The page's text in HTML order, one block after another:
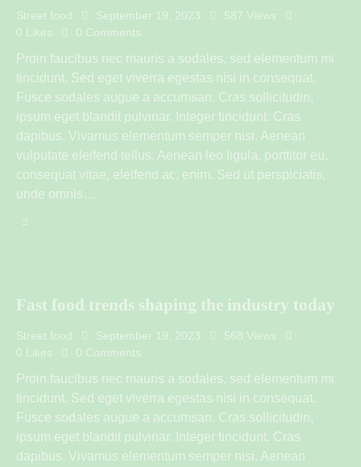
Street food September 19, 2023 587 Views
0 Likes 0 Comments
Proin faucibus nec mauris a sodales, sed elementum mi
tincidunt. Sed eget viverra egestas nisi in consequat.
Fusce sodales augue a accumsan. Cras sollicitudin,
ipsum eget blandit pulvinar. Integer tincidunt. Cras
dapibus. Vivamus elementum semper nisi. Aenean
vulputate eleifend tellus. Aenean leo ligula, porttitor eu,
consequat vitae, eleifend ac, enim. Sed ut perspiciatis,
unde omnis…
Fast food trends shaping the industry today
Street food September 19, 2023 568 Views
0 Likes 0 Comments
Proin faucibus nec mauris a sodales, sed elementum mi
tincidunt. Sed eget viverra egestas nisi in consequat.
Fusce sodales augue a accumsan. Cras sollicitudin,
ipsum eget blandit pulvinar. Integer tincidunt. Cras
dapibus. Vivamus elementum semper nisi. Aenean